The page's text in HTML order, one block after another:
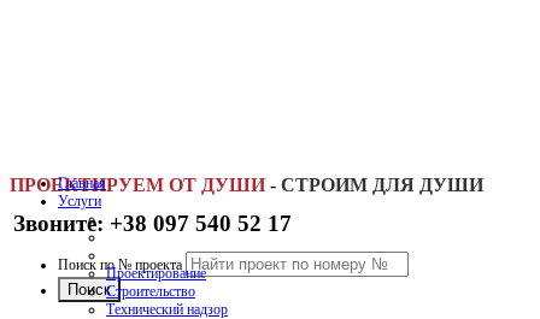
ПРОЕКТИРУЕМ ОТ ДУШИ - СТРОИМ ДЛЯ ДУШИ
Звоните: +38 097 540 52 17
Поиск по № проекта
Главная
Услуги
Проектирование
Строительство
Технический надзор